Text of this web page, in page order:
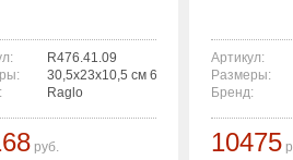
R476.41.09
30,5x23x10,5 см 6936763300573
Raglo
руб.
Артикул:
Размеры:
Бренд:
10475